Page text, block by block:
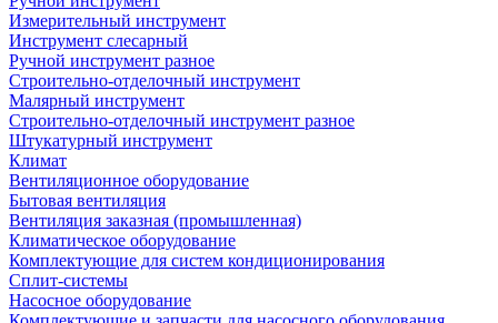
Измерительный инструмент
Инструмент слесарный
Ручной инструмент разное
Строительно-отделочный инструмент
Малярный инструмент
Строительно-отделочный инструмент разное
Штукатурный инструмент
Климат
Вентиляционное оборудование
Бытовая вентиляция
Вентиляция заказная (промышленная)
Климатическое оборудование
Комплектующие для систем кондиционирования
Сплит-системы
Насосное оборудование